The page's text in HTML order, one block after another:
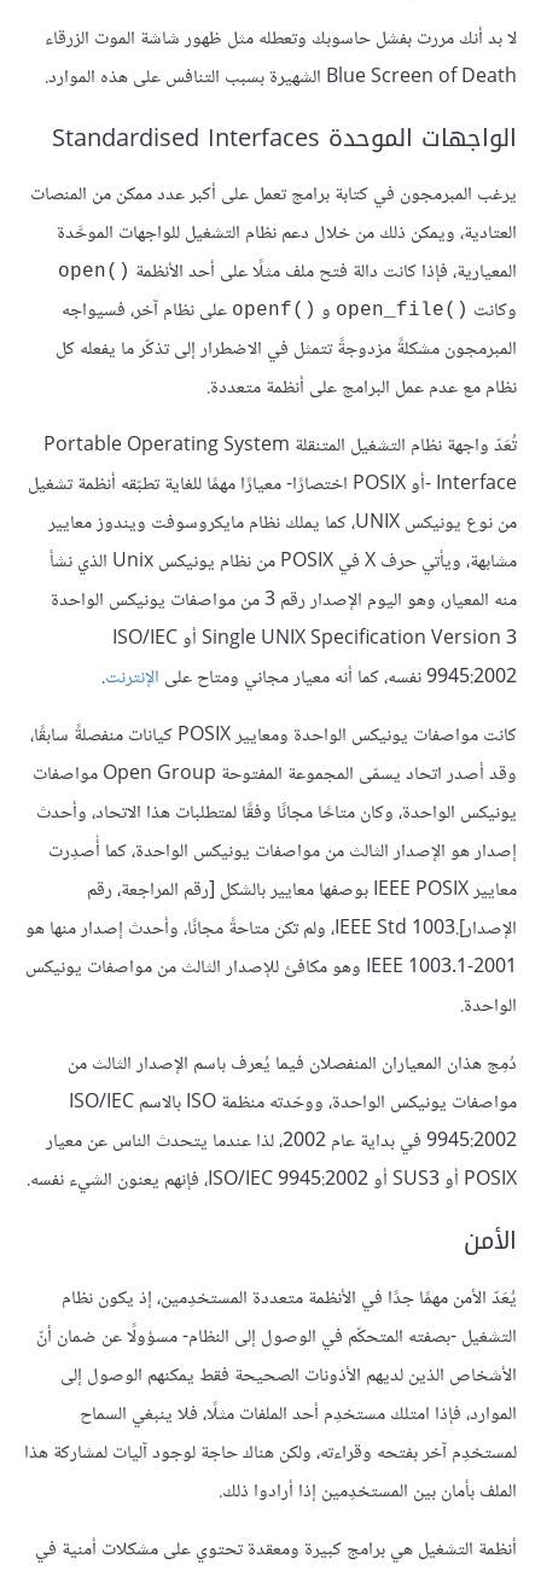
لا بد أنك مررت بفشل حاسوبك وتعطله مثل ظهور شاشة الموت الزرقاء
Blue Screen of Death الشهيرة بسبب التنافس على هذه الموارد.
الواجهات الموحدة Standardised Interfaces
يرغب المبرمجون في كتابة برامج تعمل على أكبر عدد ممكن من المنصات
العتادية، ويمكن ذلك من خلال دعم نظام التشغيل للواجهات الموحَّدة
المعيارية، فإذا كانت دالة فتح ملف مثلًا على أحد الأنظمة open()‎
وكانت open_file()‎ و openf()‎ على نظام آخر، فسيواجه
المبرمجون مشكلةً مزدوجةً تتمثل في الاضطرار إلى تذكّر ما يفعله كل
نظام مع عدم عمل البرامج على أنظمة متعددة.
تُعَدّ واجهة نظام التشغيل المتنقلة Portable Operating System
Interface -أو POSIX اختصارًا- معيارًا مهمًا للغاية تطبّقه أنظمة تشغيل
من نوع يونيكس UNIX، كما يملك نظام مايكروسوفت ويندوز معايير
مشابهة، ويأتي حرف X في POSIX من نظام يونيكس Unix الذي نشأ
منه المعيار، وهو اليوم الإصدار رقم 3 من مواصفات يونيكس الواحدة
Single UNIX Specification Version 3 أو ISO/IEC
9945:2002 نفسه، كما أنه معيار مجاني ومتاح على
الإنترنت.
كانت مواصفات يونيكس الواحدة ومعايير POSIX كيانات منفصلةً سابقًا،
وقد أصدر اتحاد يسمّى المجموعة المفتوحة Open Group مواصفات
يونيكس الواحدة، وكان متاحًا مجانًا وفقًا لمتطلبات هذا الاتحاد، وأحدث
إصدار هو الإصدار الثالث من مواصفات يونيكس الواحدة، كما أُصدِرت
معايير IEEE POSIX بوصفها معايير بالشكل [رقم المراجعة، رقم
الإصدار].IEEE Std 1003، ولم تكن متاحةً مجانًا، وأحدث إصدار منها هو
IEEE 1003.1-2001 وهو مكافئ للإصدار الثالث من مواصفات يونيكس
الواحدة.
دُمِج هذان المعياران المنفصلان فيما يُعرف باسم الإصدار الثالث من
مواصفات يونيكس الواحدة، ووحّدته منظمة ISO بالاسم ISO/IEC
9945:2002 في بداية عام 2002، لذا عندما يتحدث الناس عن معيار
POSIX أو SUS3 أو ISO/IEC 9945:2002، فإنهم يعنون الشيء نفسه.
الأمن
يُعَدّ الأمن مهمًا جدًا في الأنظمة متعددة المستخدِمين، إذ يكون نظام
التشغيل -بصفته المتحكّم في الوصول إلى النظام- مسؤولًا عن ضمان أنّ
الأشخاص الذين لديهم الأذونات الصحيحة فقط يمكنهم الوصول إلى
الموارد، فإذا امتلك مستخدِم أحد الملفات مثلًا، فلا ينبغي السماح
لمستخدِم آخر بفتحه وقراءته، ولكن هناك حاجة لوجود آليات لمشاركة هذا
الملف بأمان بين المستخدِمين إذا أرادوا ذلك.
أنظمة التشغيل هي برامج كبيرة ومعقدة تحتوي على مشكلات أمنية في